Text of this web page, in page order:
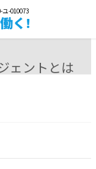
-010073
働く!
ェントとは